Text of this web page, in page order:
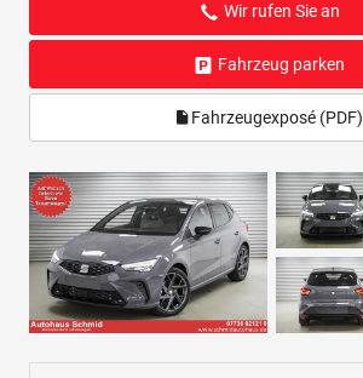
Wir rufen Sie an
Fahrzeug parken
Fahrzeugexposé (PDF)